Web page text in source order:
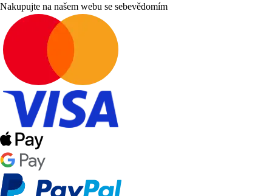
Nakupujte na našem webu se sebevědomím